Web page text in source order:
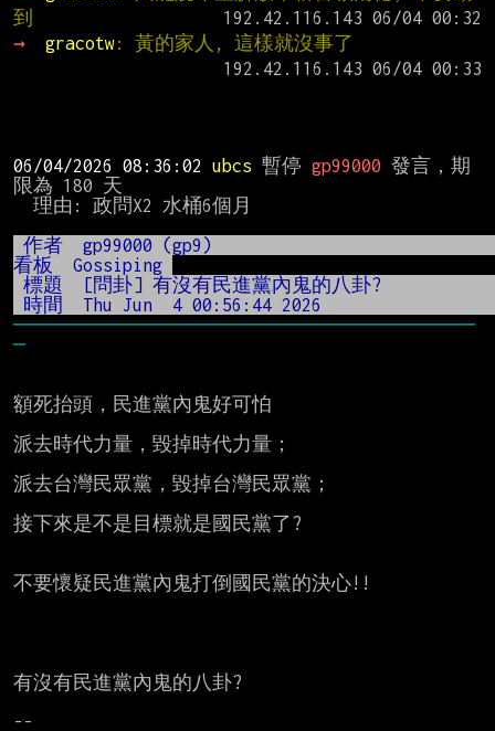
到
→
gracotw: 黃的家人, 這樣就沒事了
06/04/2026 08:36:02 ubcs 暫停 gp99000 發言，期
限為 180 天
看板  Gossiping
──────────────────────────────────────
額死抬頭，民進黨內鬼好可怕
派去時代力量，毀掉時代力量；
派去台灣民眾黨，毀掉台灣民眾黨；
接下來是不是目標就是國民黨了?
不要懷疑民進黨內鬼打倒國民黨的決心!!
有沒有民進黨內鬼的八卦?